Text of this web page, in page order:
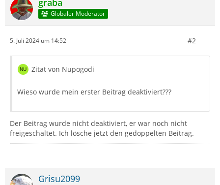
Globaler Moderator
5. Juli 2024 um 14:52 #2
Zitat von Nupogodi
Wieso wurde mein erster Beitrag deaktiviert???
Der Beitrag wurde nicht deaktiviert, er war noch nicht
freigeschaltet. Ich lösche jetzt den gedoppelten Beitrag.
Grisu2099